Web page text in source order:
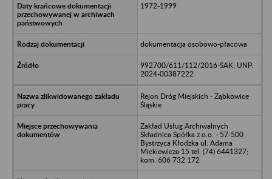
1972-1999
dokumentacja osobowo-płacowa
992700/611/112/2016-SAK; UNP:
2024-00387222
Rejon Dróg Miejskich - Ząbkowice
Śląskie
Zakład Usług Archiwalnych
Składnica Spółka z o.o. - 57-500
Bystrzyca Kłodzka ul. Adama
Mickiewicza 15 tel. (74) 6441327;
kom. 606 732 172